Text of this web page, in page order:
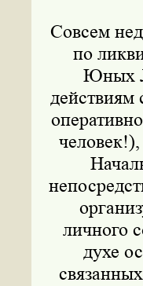
Совсем
по
Юных
действиям
личного
духе